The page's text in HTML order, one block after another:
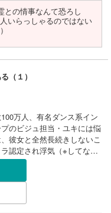
との情事なんて恐ろし
いらっしゃるのではない
（１）
万人、有名ダンス系イン
のビジュ担当・ユキには悩
彼女と全然長続きしないこ
認定され浮気（※してな
の繰り返し…。好きだか
…！ そんな中、ある飲み会
清楚系女子・百合乃が気に
を出るユキ。しかしそれ
の沼の始まりだったので